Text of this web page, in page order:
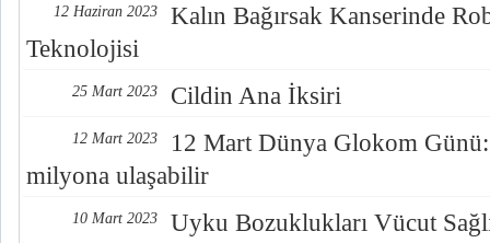
12 Haziran 2023
Kalın Bağırsak Kanserinde
Teknolojisi
25 Mart 2023 Cildin Ana İksiri
12 Mart 2023
12 Mart Dünya Glokom Günü:
milyona ulaşabilir
10 Mart 2023 Uyku Bozuklukları Vücut